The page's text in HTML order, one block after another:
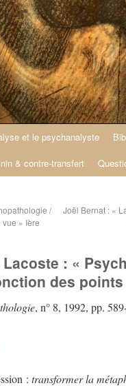
et le psychanalyste
& contre-transfert
/
» Ière
Joël Bernat : «
: «
des
, n° 8, 1992, pp.
: transformer la